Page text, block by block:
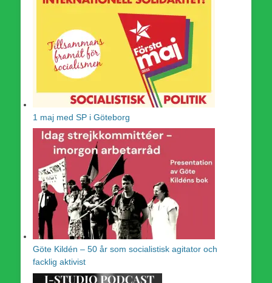
1 maj med SP i Göteborg
Göte Kildén – 50 år som socialistisk agitator och
facklig aktivist